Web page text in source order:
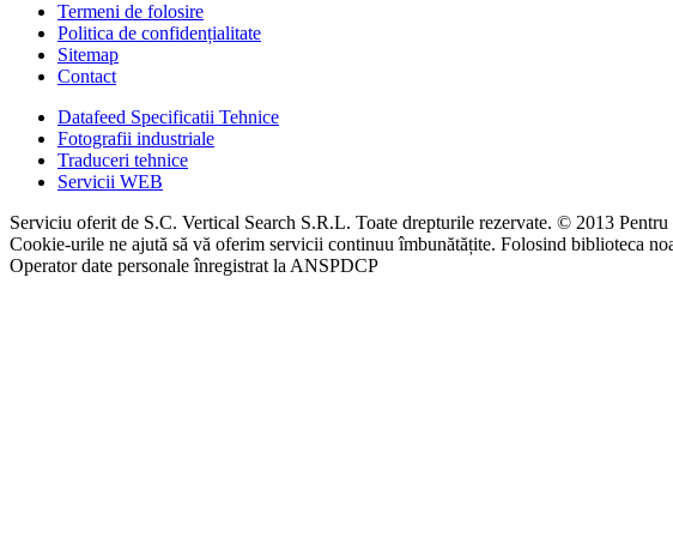
Termeni de folosire
Politica de confidențialitate
Sitemap
Contact
Datafeed Specificatii Tehnice
Fotografii industriale
Traduceri tehnice
Servicii WEB
Serviciu oferit de S.C. Vertical Search S.R.L. Toate drepturile rezervate. © 2013
Cookie-urile ne ajută să vă oferim servicii continuu îmbunătățite. Folosind biblioteca
Operator date personale înregistrat la ANSPDCP